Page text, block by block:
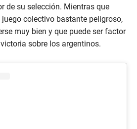
de su selección. Mientras que
colectivo bastante peligroso,
muy bien y que puede ser factor
sobre los argentinos.